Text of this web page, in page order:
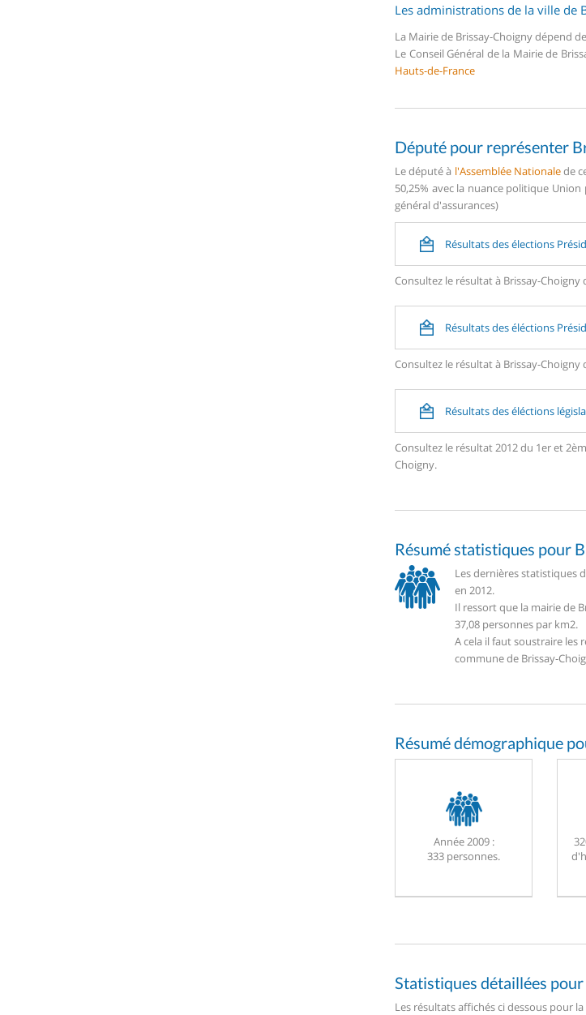
Les administrations de la ville de
La Mairie de Brissay-Choigny dépend
Le Conseil Général de la Mairie de
Hauts-de-France
Député pour représenter
Le député à l'Assemblée Nationalede
50,25% avec la nuance politique
général d'assurances)
Résultats des élections
Consultez le résultat à Brissay-
Résultats des éléctions
Consultez le résultat à Brissay-
Résultats des éléctions
Consultez le résultat 2012 du 1er et
Choigny.
Résumé statistiques pour
Les dernières statistiques
en 2012.
Il ressort que la mairie de
37,08 personnes par km2.
A cela il faut soustraire les
commune de Brissay-
Résumé démographique
Année 2009 :
333 personnes.
Statistiques détaillées
Les résultats affichés ci dessous pour